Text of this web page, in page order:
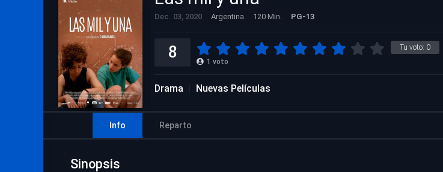
Dec. 03, 2020 Argentina 120 Min. PG-13
Tu voto: 0
8 1 voto
Drama Nuevas Películas
Info Reparto
Sinopsis